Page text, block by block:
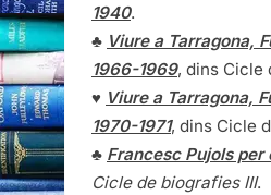
1940.
♣ Viure a Tarragona,
1966-1969, dins Cicle
♥ Viure a Tarragona,
1970-1971, dins Cicle
♣ Francesc Pujols per
Cicle de biografies III.